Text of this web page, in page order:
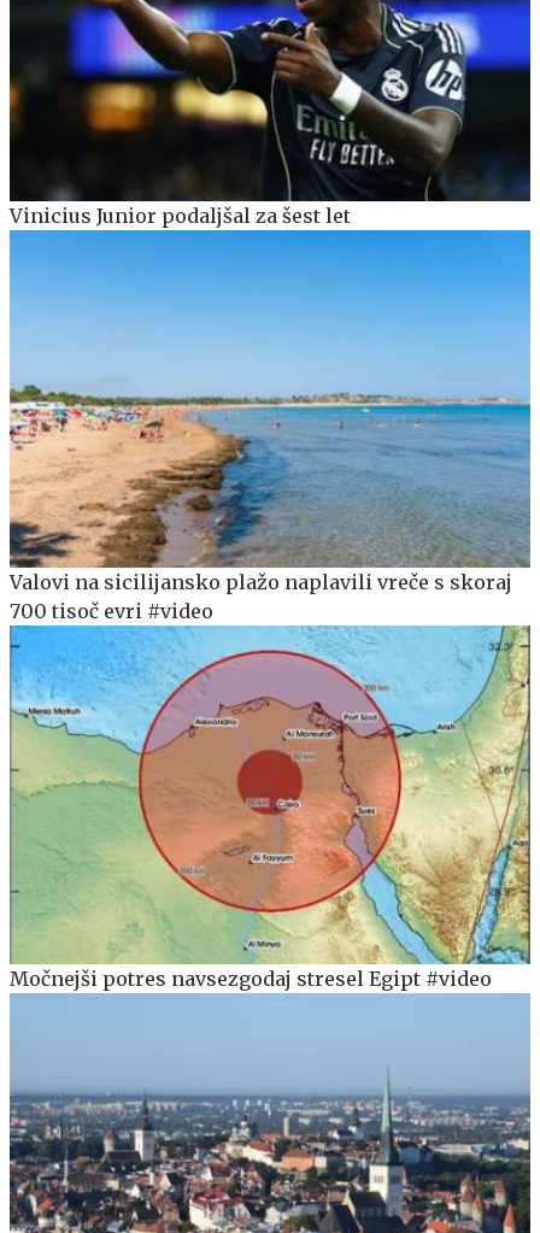
Vinicius Junior podaljšal za šest let
Valovi na sicilijansko plažo naplavili vreče s skoraj
700 tisoč evri #video
Močnejši potres navsezgodaj stresel Egipt #video